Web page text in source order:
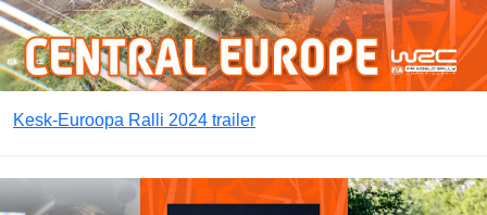
Kesk-Euroopa Ralli 2024 trailer